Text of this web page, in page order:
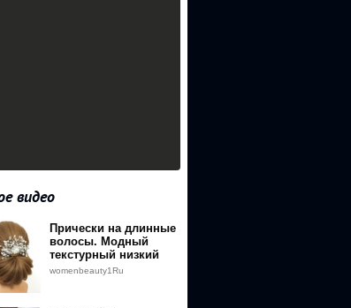
видео
Прически на длинные
волосы. Модный
текстурный низкий
пучок.
womenbeauty1Ru